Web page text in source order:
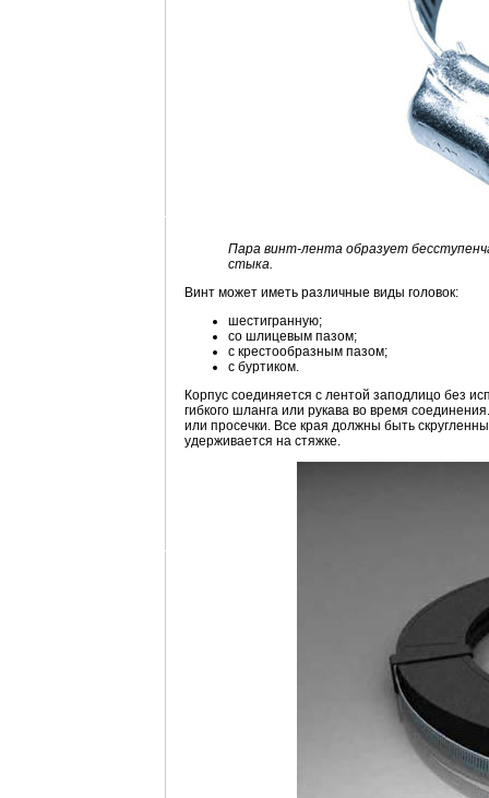
Пара винт-лента образует
стыка.
Винт может иметь различные виды головок:
шестигранную;
со шлицевым пазом;
с крестообразным пазом;
с буртиком.
Корпус соединяется с лентой заподлицо без
гибкого шланга или рукава во время
или просечки. Все края должны быть
удерживается на стяжке.